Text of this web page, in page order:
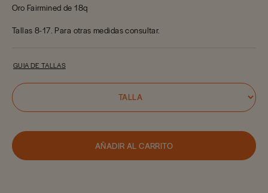
Oro Fairmined de 18q
Tallas 8-17. Para otras medidas consultar.
GUIA DE TALLAS
AÑADIR AL CARRITO